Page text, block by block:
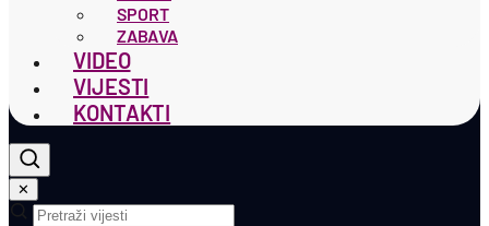
SPORT
ZABAVA
VIDEO
VIJESTI
KONTAKTI
✕